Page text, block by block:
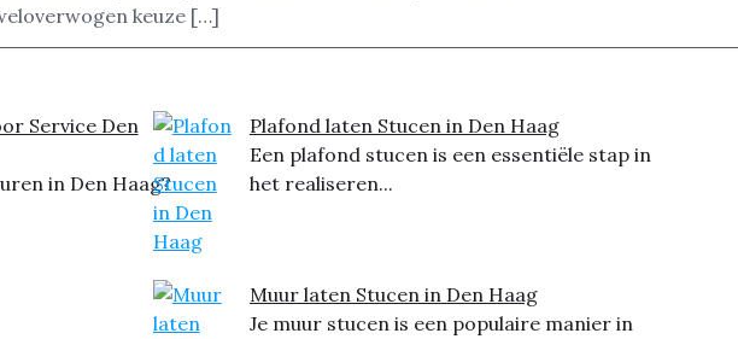
keuze […]
Service Den
in Den Haag?
Plafond laten Stucen in Den Haag
Een plafond stucen is een essentiële stap in
het realiseren...
Muur laten Stucen in Den Haag
Je muur stucen is een populaire manier in